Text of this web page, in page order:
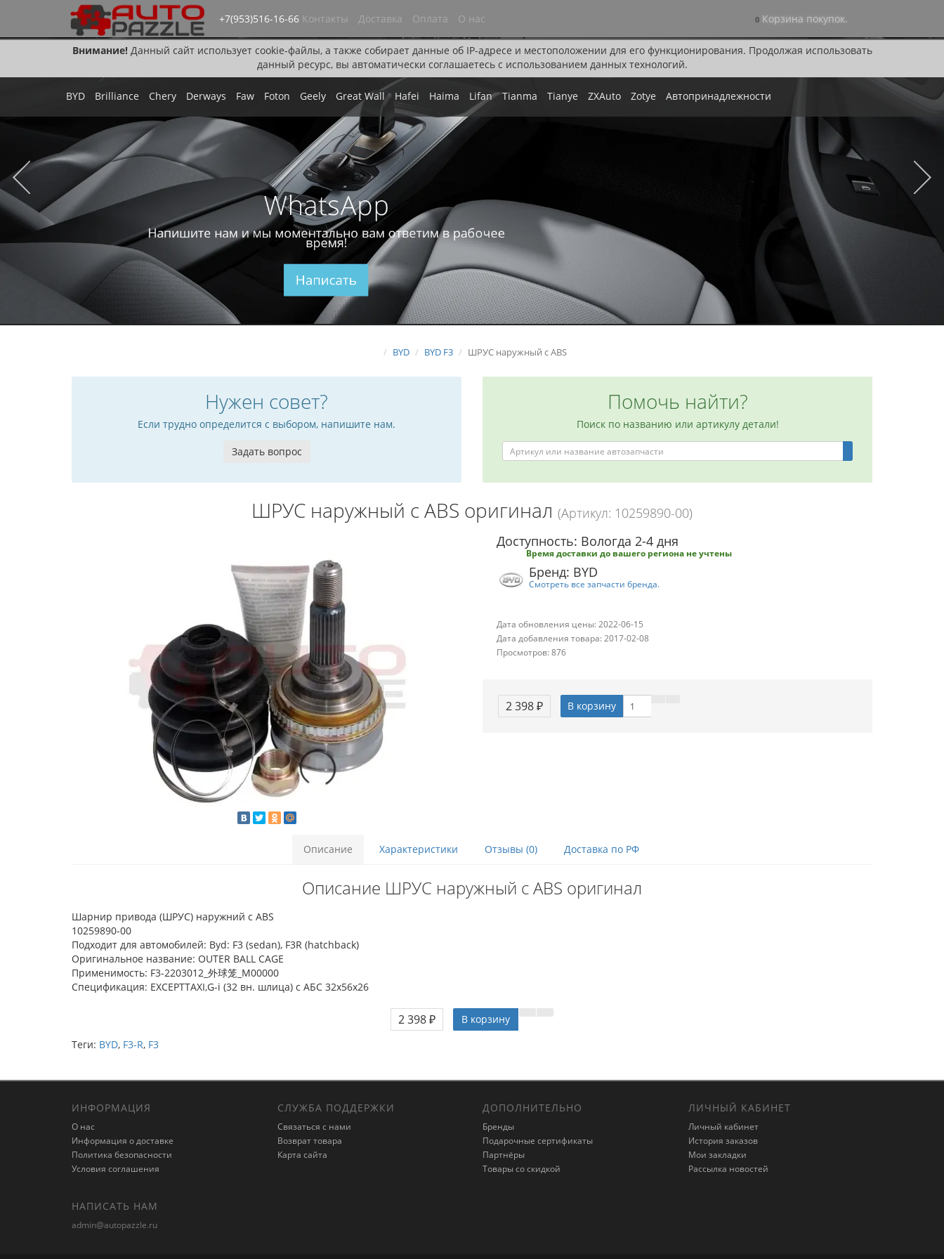
Внимание!Данный сайт использует cookie-файлы, а также собирает данные об IP-адресе и местоположении для его функционирования. Продолжая использовать
данный ресурс, вы автоматически соглашаетесь с использованием данных технологий.
+7(953)516-16-66 Контакты Доставка Оплата О нас 0 Корзина покупок.
BYD Brilliance Chery Derways Faw Foton Geely Great Wall Hafei Haima Lifan Tianma Tianye ZXAuto Zotye Автопринадлежности
WhatsApp
Напишите нам и мы моментально вам ответим в рабочее
время!
Написать
BYD BYD F3 ШРУС наружный с ABS
Нужен совет?
Если трудно определится с выбором, напишите нам.
Задать вопрос
Помочь найти?
Поиск по названию или артикулу детали!
ШРУС наружный с ABS оригинал (Артикул: 10259890-00)
Доступность: Вологда 2-4 дня
Время доставки до вашего региона не учтены
Бренд: BYD
Смотреть все запчасти бренда.
Дата обновления цены: 2022-06-15
Дата добавления товара: 2017-02-08
Просмотров: 876
2 398 ₽ В корзину
Описание Характеристики Отзывы (0) Доставка по РФ
Описание ШРУС наружный с ABS оригинал
Шарнир привода (ШРУС) наружний с ABS
10259890-00
Подходит для автомобилей: Byd: F3 (sedan), F3R (hatchback)
Оригинальное название: OUTER BALL CAGE
Применимость: F3-2203012_外球笼_M00000
Спецификация: EXCEPTTAXI,G-i (32 вн. шлица) с АБС 32x56x26
2 398 ₽
В корзину
Теги: BYD, F3-R, F3
ИНФОРМАЦИЯ
О нас
Информация о доставке
Политика безопасности
Условия соглашения
СЛУЖБА ПОДДЕРЖКИ
Связаться с нами
Возврат товара
Карта сайта
ДОПОЛНИТЕЛЬНО
Бренды
Подарочные сертификаты
Партнёры
Товары со скидкой
ЛИЧНЫЙ КАБИНЕТ
Личный кабинет
История заказов
Мои закладки
Рассылка новостей
НАПИСАТЬ НАМ
admin@autopazzle.ru